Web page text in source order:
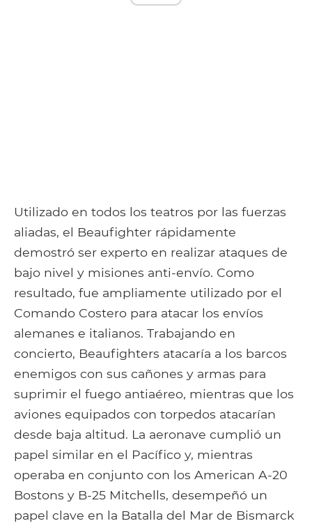
Utilizado en todos los teatros por las fuerzas
aliadas, el Beaufighter rápidamente
demostró ser experto en realizar ataques de
bajo nivel y misiones anti-envío. Como
resultado, fue ampliamente utilizado por el
Comando Costero para atacar los envíos
alemanes e italianos. Trabajando en
concierto, Beaufighters atacaría a los barcos
enemigos con sus cañones y armas para
suprimir el fuego antiaéreo, mientras que los
aviones equipados con torpedos atacarían
desde baja altitud. La aeronave cumplió un
papel similar en el Pacífico y, mientras
operaba en conjunto con los American A-20
Bostons y B-25 Mitchells, desempeñó un
papel clave en la Batalla del Mar de Bismarck